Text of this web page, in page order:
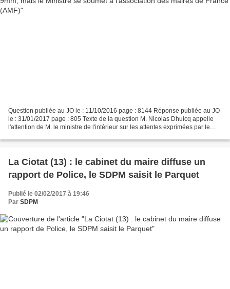
Question publiée au JO le : 11/10/2016 page : 8144 Réponse publiée au JO
le : 31/01/2017 page : 805 Texte de la question M. Nicolas Dhuicq appelle
l'attention de M. le ministre de l'intérieur sur les attentes exprimées par le
La Ciotat (13) : le cabinet du maire diffuse un
rapport de Police, le SDPM saisit le Parquet
Publié le 02/02/2017 à 19:46
Par SDPM